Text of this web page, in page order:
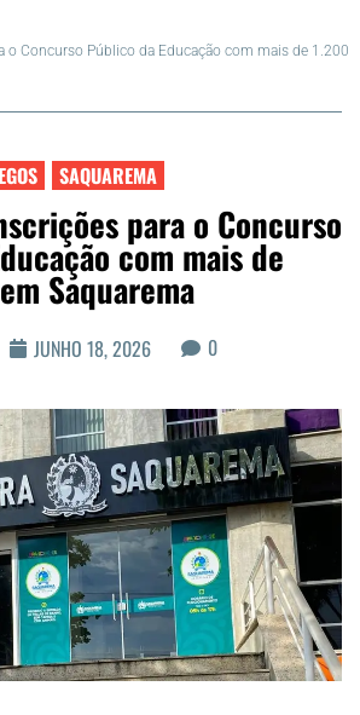
o Concurso Público da Educação com mais de 1.200
SAQUAREMA
para o Concurso
com mais de
Saquarema
JUNHO 18, 2026 0